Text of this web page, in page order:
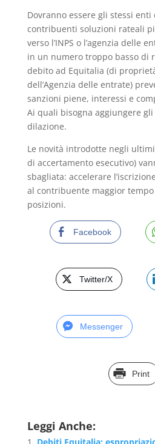
Dovranno essere gli stessi
contribuenti soluzioni rateali
verso l’INPS o l’agenzia delle
in un numero troppo basso di
debito ad Equitalia (di proprietà
dell’Agenzia delle entrate)
sanzioni piene, interessi e
Ai quali bisogna aggiungere
dilazione.
Le novità introdotte negli
di accertamento esecutivo)
sbagliata: accelerare
al contribuente maggior
posizioni.
Facebook
Twitter/X
Messenger
Print
Leggi Anche: